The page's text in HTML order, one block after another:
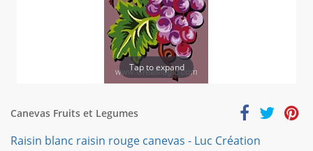
Tap to expand
Canevas Fruits et Legumes
Raisin blanc raisin rouge canevas - Luc Création